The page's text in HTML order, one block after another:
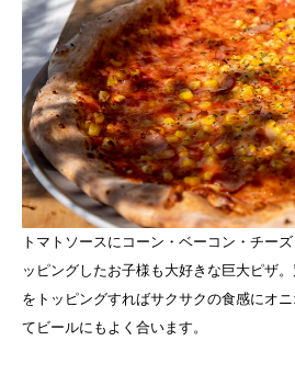
トマトソースにコーン・ベーコン・チー
ッピングしたお子様も大好きな巨大ピザ
をトッピングすればサクサクの食感にオ
てビールにもよく合います。